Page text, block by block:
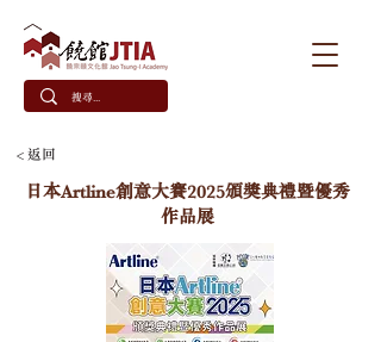
< 返回
日本Artline創意大賽2025頒獎典禮暨優秀
作品展